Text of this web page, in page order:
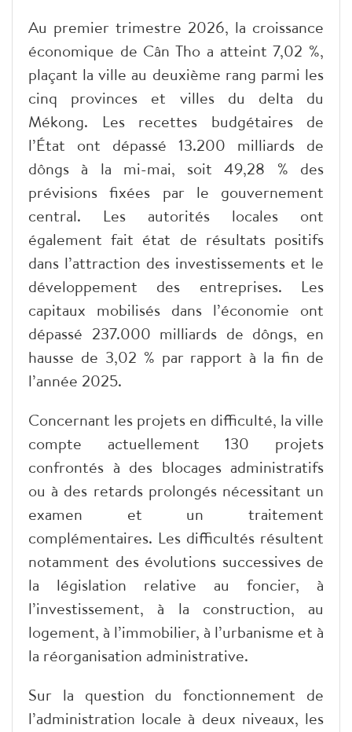
Au premier trimestre 2026, la croissance
économique de Cân Tho a atteint 7,02 %,
plaçant la ville au deuxième rang parmi les
cinq provinces et villes du delta du
Mékong. Les recettes budgétaires de
l’État ont dépassé 13.200 milliards de
dôngs à la mi-mai, soit 49,28 % des
prévisions fixées par le gouvernement
central. Les autorités locales ont
également fait état de résultats positifs
dans l’attraction des investissements et le
développement des entreprises. Les
capitaux mobilisés dans l’économie ont
dépassé 237.000 milliards de dôngs, en
hausse de 3,02 % par rapport à la fin de
l’année 2025.
Concernant les projets en difficulté, la ville
compte actuellement 130 projets
confrontés à des blocages administratifs
ou à des retards prolongés nécessitant un
examen et un traitement
complémentaires. Les difficultés résultent
notamment des évolutions successives de
la législation relative au foncier, à
l’investissement, à la construction, au
logement, à l’immobilier, à l’urbanisme et à
la réorganisation administrative.
Sur la question du fonctionnement de
l’administration locale à deux niveaux, les